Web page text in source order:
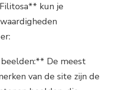
kun je
De meest
van de site zijn de